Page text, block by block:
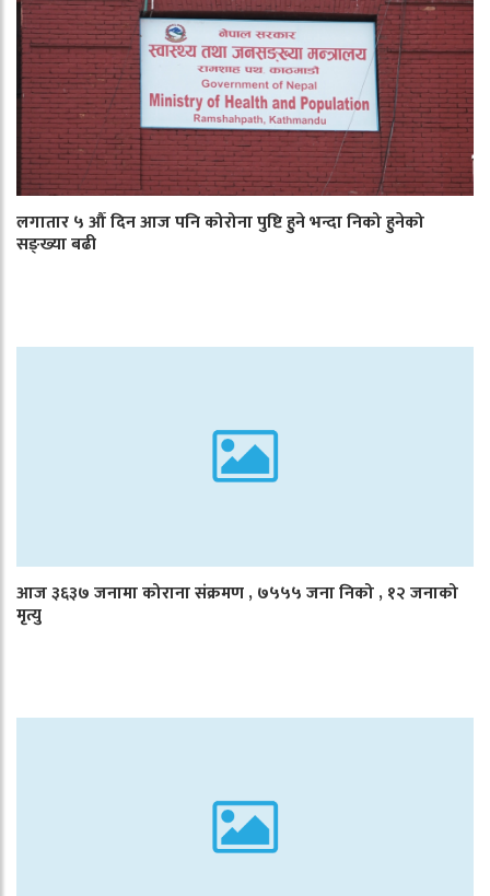
लगातार ५ औँ दिन आज पनि कोरोना पुष्टि हुने भन्दा निको हुनेको
सङ्ख्या बढी
आज ३६३७ जनामा कोराना संक्रमण , ७५५५ जना निको , १२ जनाको
मृत्यु